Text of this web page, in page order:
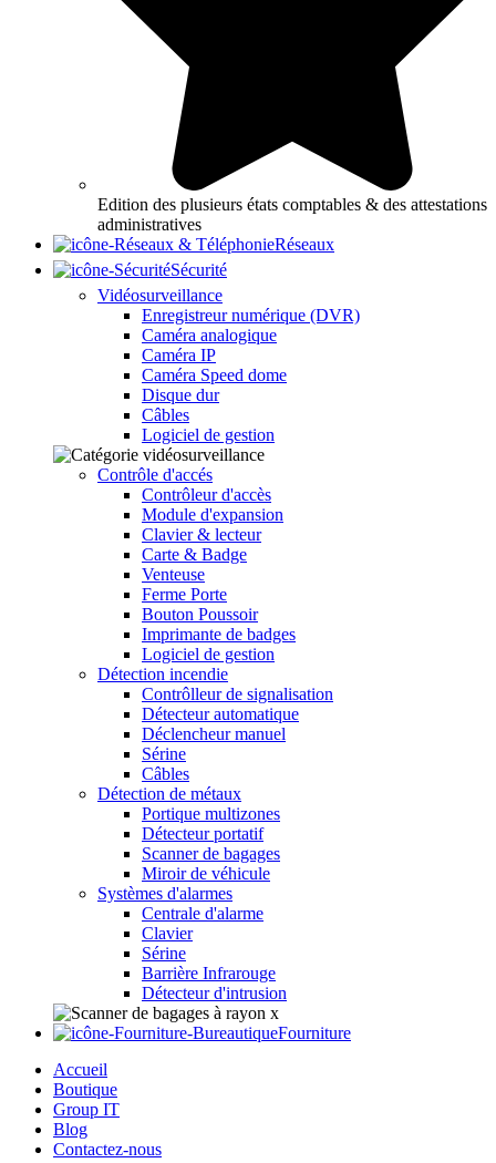
Edition des plusieurs états comptables & des attestations
administratives
Réseaux
Sécurité
Vidéosurveillance
Enregistreur numérique (DVR)
Caméra analogique
Caméra IP
Caméra Speed dome
Disque dur
Câbles
Logiciel de gestion
Contrôle d'accés
Contrôleur d'accès
Module d'expansion
Clavier & lecteur
Carte & Badge
Venteuse
Ferme Porte
Bouton Poussoir
Imprimante de badges
Logiciel de gestion
Détection incendie
Contrôlleur de signalisation
Détecteur automatique
Déclencheur manuel
Sérine
Câbles
Détection de métaux
Portique multizones
Détecteur portatif
Scanner de bagages
Miroir de véhicule
Systèmes d'alarmes
Centrale d'alarme
Clavier
Sérine
Barrière Infrarouge
Détecteur d'intrusion
Fourniture
Accueil
Boutique
Group IT
Blog
Contactez-nous